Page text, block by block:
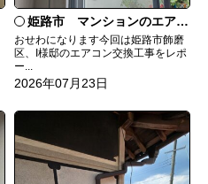
姫路市 マンションのエアコンをダイキンRXへ交換
おせわになります今回は姫路市飾磨
区、I様邸のエアコン交換工事をレポ
ー...
2026年07月23日